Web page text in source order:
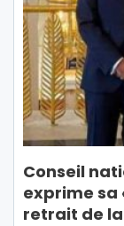
Conseil
exprime sa
retrait de